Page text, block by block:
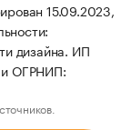
15.09.2023,
дизайна. ИП
и ОГРНИП: